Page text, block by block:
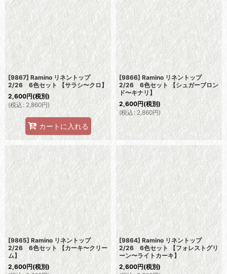
並び順:
絞り込む
[9867] Ramino リネントップ
2/26 6色セット 【サラシ〜クロ】
2,600円(税別)
(税込: 2,860円)
カートに入れる
[9866] Ramino リネントップ
2/26 6色セット 【シュガーブロン
ド〜キナリ】
2,600円(税別)
(税込 : 2,860円)
[9865] Ramino リネントップ
2/26 6色セット 【カーキ〜クリー
ム】
2,600円(税別)
[9864] Ramino リネントップ
2/26 6色セット 【フォレストグリ
ーン〜ライトカーキ】
2,600円(税別)